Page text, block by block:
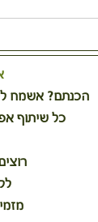
הכנתם? אשמח
כל שיתוף